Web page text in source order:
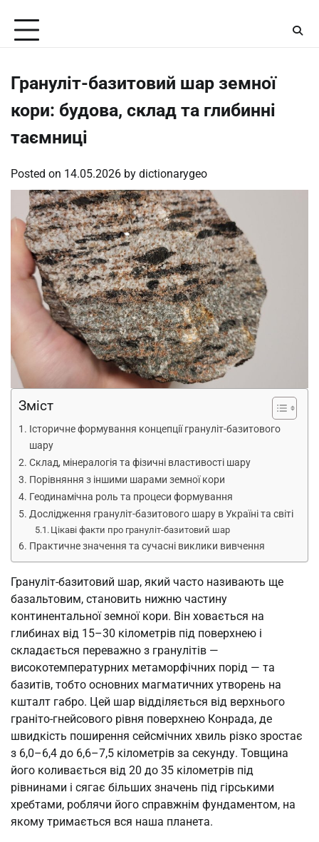
content
Грануліт-базитовий шар земної
кори: будова, склад та глибинні
таємниці
Posted on 14.05.2026 by dictionarygeo
Зміст
Історичне формування концепції грануліт-базитового
шару
Склад, мінералогія та фізичні властивості шару
Порівняння з іншими шарами земної кори
Геодинамічна роль та процеси формування
Дослідження грануліт-базитового шару в Україні та світі
Цікаві факти про грануліт-базитовий шар
Практичне значення та сучасні виклики вивчення
Грануліт-базитовий шар, який часто називають ще
базальтовим, становить нижню частину
континентальної земної кори. Він ховається на
глибинах від 15–30 кілометрів під поверхнею і
складається переважно з гранулітів —
високотемпературних метаморфічних порід — та
базитів, тобто основних магматичних утворень на
кшталт габро. Цей шар відділяється від верхнього
граніто-гнейсового рівня поверхнею Конрада, де
швидкість поширення сейсмічних хвиль різко зростає
з 6,0–6,4 до 6,6–7,5 кілометрів за секунду. Товщина
його коливається від 20 до 35 кілометрів під
рівнинами і сягає більших значень під гірськими
хребтами, роблячи його справжнім фундаментом, на
якому тримається вся наша планета.